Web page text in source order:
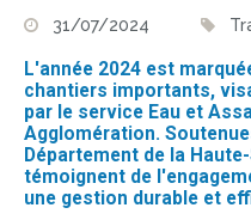
31/07/2024
L'année 2024 est
chantiers importants,
par le service Eau et
Agglomération.
Département de la
témoignent de
une gestion durable et